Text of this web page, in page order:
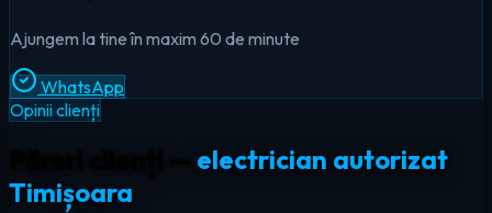
Ajungem la tine în maxim 60 de minute
WhatsApp
Opinii clienți
electrician autorizat
Timișoara